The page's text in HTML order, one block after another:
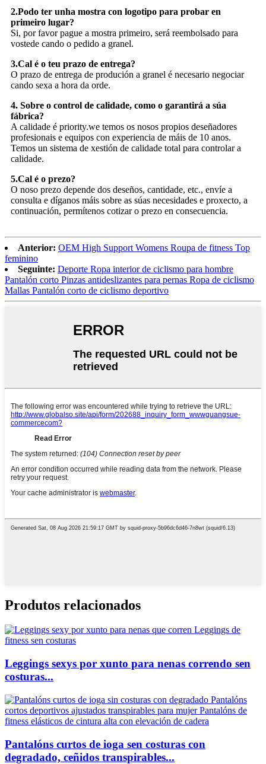
2.Podo ter unha mostra con logotipo para probar en
primeiro lugar?
Si, por favor pague a mostra primeiro, será reembolsado para
vostede cando o pedido a granel.
3.Cal é o teu prazo de entrega?
O prazo de entrega de produción a granel é necesario negociar
cando sexa a hora da orde.
4. Sobre o control de calidade, como o garantirá a súa
fábrica?
A calidade é priority.we temos os nosos propios deseñadores
profesionais e equipos con experiencia de máis de 10 anos.
Temos un sistema de xestión de calidade total para controlar a
calidade.
5.Cal é o prezo?
O noso prezo depende dos deseños, cantidade, etc., envíe a
consulta e díganos máis sobre as súas necesidades e proxecto, a
continuación, permítenos cotizar o prezo en consecuencia.
Anterior: OEM High Support Womens Roupa de fitness Top
feminino
Seguinte: Deporte Ropa interior de ciclismo para hombre
Pantalón corto Pinzas antideslizantes para pernas Ropa de ciclismo
Mallas Pantalón corto de ciclismo deportivo
Produtos relacionados
Leggings sexys por xunto para nenas correndo sen
costuras...
Pantalóns curtos de ioga sen costuras con
degradado, ceñidos transpirables...